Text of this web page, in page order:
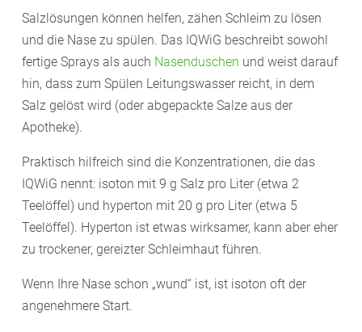
Salzlösungen können helfen, zähen Schleim zu lösen
und die Nase zu spülen. Das IQWiG beschreibt sowohl
fertige Sprays als auch Nasenduschen und weist darauf
hin, dass zum Spülen Leitungswasser reicht, in dem
Salz gelöst wird (oder abgepackte Salze aus der
Apotheke).
Praktisch hilfreich sind die Konzentrationen, die das
IQWiG nennt: isoton mit 9 g Salz pro Liter (etwa 2
Teelöffel) und hyperton mit 20 g pro Liter (etwa 5
Teelöffel). Hyperton ist etwas wirksamer, kann aber eher
zu trockener, gereizter Schleimhaut führen.
Wenn Ihre Nase schon „wund“ ist, ist isoton oft der
angenehmere Start.